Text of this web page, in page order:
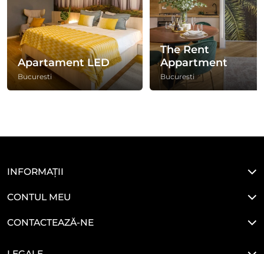
Apartament LED
Bucuresti
The Rent
Appartment
Bucuresti
INFORMAȚII
CONTUL MEU
CONTACTEAZĂ-NE